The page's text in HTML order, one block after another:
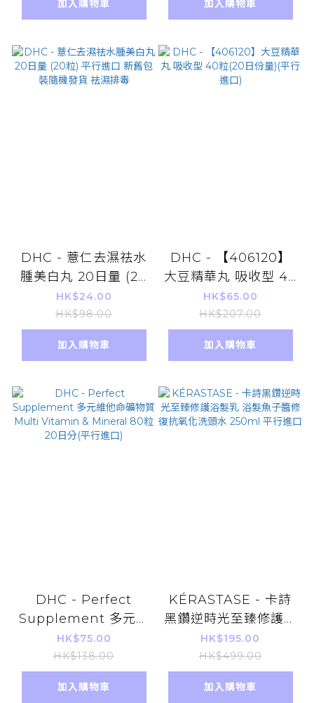
加入購物車 生菌 排毒 私處痕癢
加入購物車
DHC - 薏仁去濕祛水
腫美白丸 20日量 (20
粒) 平行進口 新舊包裝
隨機發貨 祛濕排毒
HK$24.00
HK$98.00
加入購物車
DHC - 【406120】
大豆精華丸 吸收型 40
粒(20日份量)(平行進
口)
HK$65.00
HK$207.00
加入購物車
DHC - Perfect
Supplement 多元維
他命礦物質 Multi
Vitamin & Mineral
80粒 20日分(平行進
口)
HK$75.00
HK$138.00
加入購物車
KÉRASTASE - 卡詩
黑鑽逆時光至臻修護浴
髮乳 浴髮魚子醬修復
抗氧化洗頭水 250ml
平行進口
HK$195.00
HK$499.00
加入購物車